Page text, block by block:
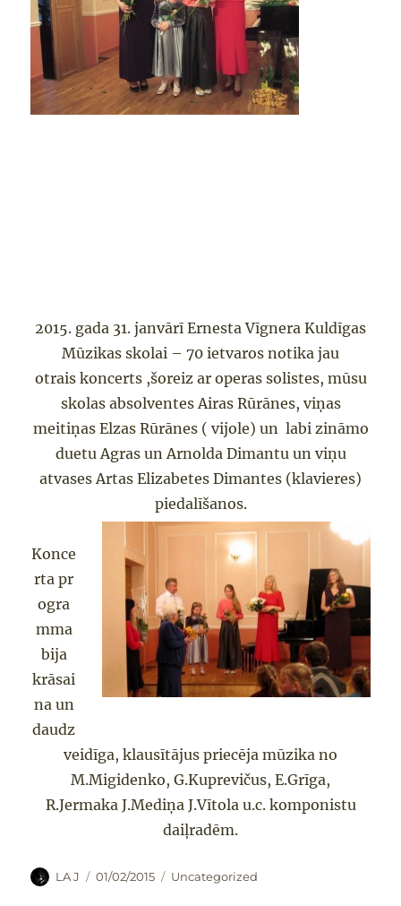
2015. gada 31. janvārī Ernesta Vīgnera Kuldīgas
Mūzikas skolai – 70 ietvaros notika jau
otrais koncerts ,šoreiz ar operas solistes, mūsu
skolas absolventes Airas Rūrānes, viņas
meitiņas Elzas Rūrānes ( vijole) un labi zināmo
duetu Agras un Arnolda Dimantu un viņu
atvases Artas Elizabetes Dimantes (klavieres)
piedalīšanos.
Konce
rta pr
ogra
mma
bija
krāsai
na un
daudz
veidīga, klausītājus priecēja mūzika no
M.Migidenko, G.Kuprevičus, E.Grīga,
R.Jermaka J.Mediņa J.Vītola u.c. komponistu
daiļradēm.
Autors
LA J Publicēts
01/02/2015 Kategorijas
Uncategorized